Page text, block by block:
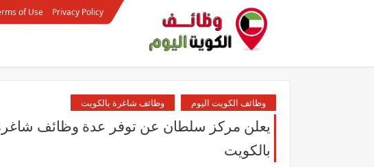
Privacy Policy
of Use
وظائف الكويت اليوم وظائف شاغرة بالكويت
يعلن مركز سلطان عن توفر عدة وظائف
بالكويت